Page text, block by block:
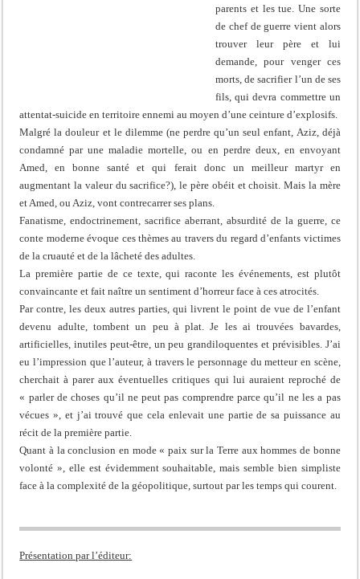
parents et les tue. Une sorte
de chef de guerre vient alors
trouver leur père et lui
demande, pour venger ces
morts, de sacrifier l’un de ses
fils, qui devra commettre un
attentat-suicide en territoire ennemi au moyen d’une ceinture d’explosifs.
Malgré la douleur et le dilemme (ne perdre qu’un seul enfant, Aziz, déjà
condamné par une maladie mortelle, ou en perdre deux, en envoyant
Amed, en bonne santé et qui ferait donc un meilleur martyr en
augmentant la valeur du sacrifice?), le père obéit et choisit. Mais la mère
et Amed, ou Aziz, vont contrecarrer ses plans.
Fanatisme, endoctrinement, sacrifice aberrant, absurdité de la guerre, ce
conte moderne évoque ces thèmes au travers du regard d’enfants victimes
de la cruauté et de la lâcheté des adultes.
La première partie de ce texte, qui raconte les événements, est plutôt
convaincante et fait naître un sentiment d’horreur face à ces atrocités.
Par contre, les deux autres parties, qui livrent le point de vue de l’enfant
devenu adulte, tombent un peu à plat. Je les ai trouvées bavardes,
artificielles, inutiles peut-être, un peu grandiloquentes et prévisibles. J’ai
eu l’impression que l’auteur, à travers le personnage du metteur en scène,
cherchait à parer aux éventuelles critiques qui lui auraient reproché de
« parler de choses qu’il ne peut pas comprendre parce qu’il ne les a pas
vécues », et j’ai trouvé que cela enlevait une partie de sa puissance au
récit de la première partie.
Quant à la conclusion en mode « paix sur la Terre aux hommes de bonne
volonté », elle est évidemment souhaitable, mais semble bien simpliste
face à la complexité de la géopolitique, surtout par les temps qui courent.
Présentation par l’éditeur: